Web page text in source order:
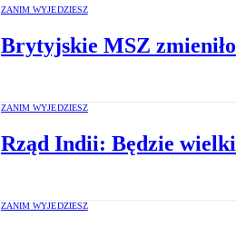
ZANIM WYJEDZIESZ
Brytyjskie MSZ
ZANIM WYJEDZIESZ
Rząd Indii: Będzie
ZANIM WYJEDZIESZ